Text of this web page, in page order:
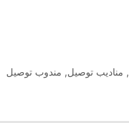
, مناديب توصيل, مندوب توصيل